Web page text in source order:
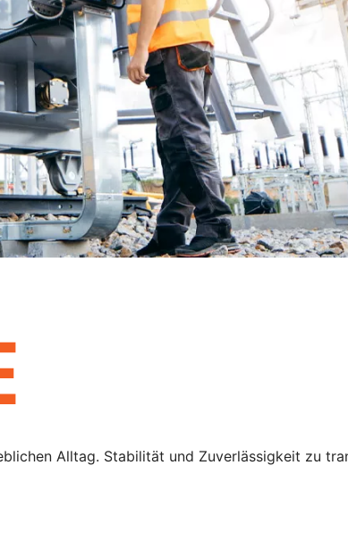
Alltag. Stabilität und Zuverlässigkeit zu